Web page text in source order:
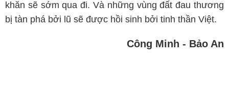
khăn sẽ sớm qua đi. Và những vùng đất đau thương
bị tàn phá bởi lũ sẽ được hồi sinh bởi tinh thần Việt.
Công Minh - Bảo An